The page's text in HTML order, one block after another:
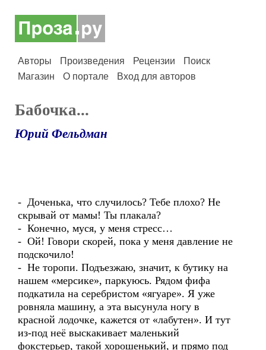
Авторы Произведения Рецензии
Поиск
Магазин
О портале Вход для авторов
Бабочка...
Юрий Фельдман
- Доченька, что случилось? Тебе плохо? Не
скрывай от мамы! Ты плакала?
- Конечно, муся, у меня стресс…
- Ой! Говори скорей, пока у меня давление не
подскочило!
- Не торопи. Подъезжаю, значит, к бутику на
нашем «мерсике», паркуюсь. Рядом фифа
подкатила на серебристом «ягуаре». Я уже
ровняла машину, а эта высунула ногу в
красной лодочке, кажется от «лабутен». И тут
из-под неё выскакивает маленький
фокстерьер, такой хорошенький, и прямо под